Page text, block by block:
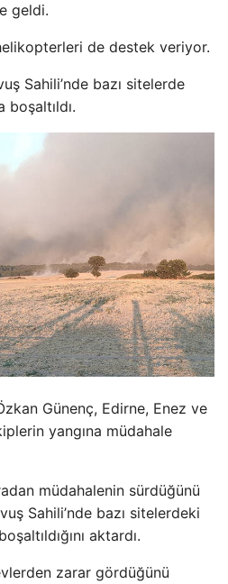
geldi.
de destek veriyor.
ş Sahili’nde bazı sitelerde
boşaltıldı.
Günenç, Edirne, Enez ve
yangına müdahale
müdahalenin sürdüğünü
ş Sahili’nde bazı sitelerdeki
aktardı.
zarar gördüğünü